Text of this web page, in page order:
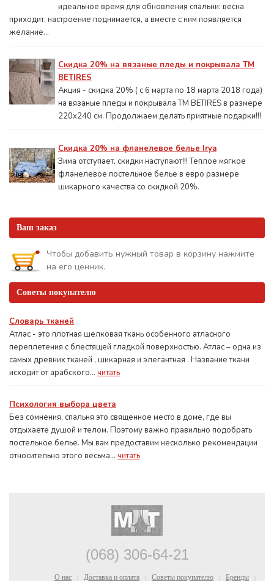
идеальное время для обновления спальни: весна
приходит, настроение поднимается, а вместе с ним появляется
желание...
Скидка 20% на вязаные пледы и покрывала ТМ
BETIRES
Акция - скидка 20% ( с 6 марта по 18 марта 2018 года)
на вязаные пледы и покрывала ТМ BETIRES в размере
220х240 см. Продолжаем делать приятные подарки!!!
Скидка 20% на фланелевое белье Irya
Зима отступает, скидки наступают!!! Теплое мягкое
фланелевое постельное белье в евро размере
шикарного качества со скидкой 20%.
Ваш заказ
Чтобы добавить нужный товар в корзину нажмите
на его ценник.
Советы покупателю
Словарь тканей
Атлас - это плотная шелковая ткань особенного атласного
переплетения с блестящей гладкой поверхностью. Атлас – одна из
самых древних тканей , шикарная и элегантная . Название ткани
исходит от арабского... читать
Психология выбора цвета
Без сомнения, спальня это священное место в доме, где вы
отдыхаете душой и телом. Поэтому важно правильно подобрать
постельное белье. Мы вам предоставим несколько рекомендации
относительно этого весьма... читать
(068) 306-64-21
О нас Доставка и оплата Советы покупателю Бренды